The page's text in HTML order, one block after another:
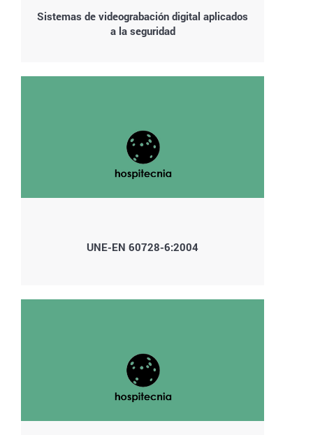
Sistemas de videograbación digital aplicados
a la seguridad
UNE-EN 60728-6:2004